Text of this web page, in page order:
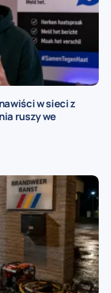
w sieci z
ruszy we